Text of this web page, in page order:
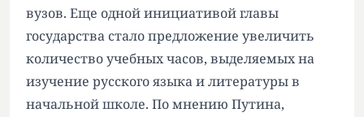
вузов. Еще одной инициативой главы
государства стало предложение увеличить
количество учебных часов, выделяемых на
изучение русского языка и литературы в
начальной школе. По мнению Путина,